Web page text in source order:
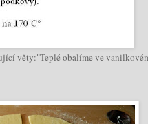
věty:"Teplé obalíme ve